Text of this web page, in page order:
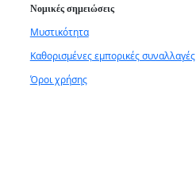
Νομικές σημειώσεις
Μυστικότητα
Καθορισμένες εμπορικές συναλλαγές
Όροι χρήσης